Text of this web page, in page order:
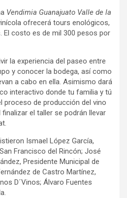
Vendimia Guanajuato Valle de la
ofrecerá tours enológicos,
El costo es de mil 300 pesos por
la experiencia del paseo entre
y conocer la bodega, así como
a cabo en ella. Asimismo dará
interactivo donde tu familia y tú
proceso de producción del vino
el taller se podrán llevar
Ismael López García,
Francisco del Rincón; José
Presidente Municipal de
de Castro Martínez,
D´Vinos; Álvaro Fuentes